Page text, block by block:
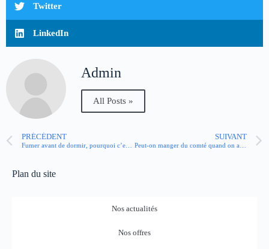
Twitter
LinkedIn
Admin
All Posts »
PRÉCÉDENT SUIVANT
Peut-on manger du comté quand on a du cholestérol ?
Plan du site
Nos actualités
Nos offres